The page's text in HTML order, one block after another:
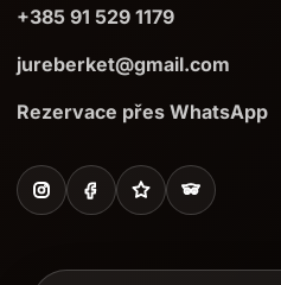
+385 91 529 1179
jureberket@gmail.com
Rezervace přes WhatsApp